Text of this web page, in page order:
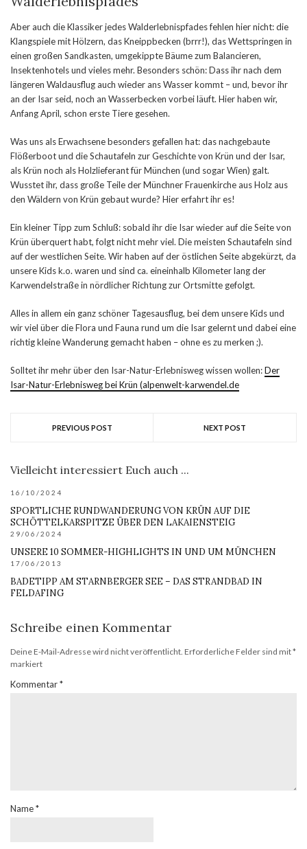
Aber auch die Klassiker jedes Walderlebnispfades fehlen hier nicht: die
Klangspiele mit Hölzern, das Kneippbecken (brrr!), das Wettspringen in
einen großen Sandkasten, umgekippte Bäume zum Balancieren,
Insektenhotels und vieles mehr. Besonders schön: Dass ihr nach dem
längeren Waldausflug auch wieder ans Wasser kommt – und, bevor ihr
an der Isar seid, noch an Wasserbecken vorbei läuft. Hier haben wir,
Anfang April, schon erste Tiere gesehen.
Was uns als Erwachsene besonders gefallen hat: das nachgebaute
Flößerboot und die Schautafeln zur Geschichte von Krün und der Isar,
als Krün noch als Holzlieferant für München (und sogar Wien) galt.
Wusstet ihr, dass große Teile der Münchner Frauenkirche aus Holz aus
den Wäldern von Krün gebaut wurde? Hier erfahrt ihr es!
Ein kleiner Tipp zum Schluß: sobald ihr die Isar wieder auf die Seite von
Krün überquert habt, folgt nicht mehr viel. Die meisten Schautafeln sind
auf der westlichen Seite. Wir haben auf der östlichen Seite abgekürzt, da
unsere Kids k.o. waren und sind ca. eineinhalb Kilometer lang der
Karwendelstraße in nördlicher Richtung zur Ortsmitte gefolgt.
Alles in allem ein ganz schöner Tagesausflug, bei dem unsere Kids und
wir viel über die Flora und Fauna rund um die Isar gelernt und dabei eine
richtig kleine Wanderung gemacht haben – ohne es zu merken ;).
Solltet ihr mehr über den Isar-Natur-Erlebnisweg wissen wollen:Der
Isar-Natur-Erlebnisweg bei Krün (alpenwelt-karwendel.de
PREVIOUS POST NEXT POST
Vielleicht interessiert Euch auch ...
16/10/2024
SPORTLICHE RUNDWANDERUNG VON KRÜN AUF DIE
SCHÖTTELKARSPITZE ÜBER DEN LAKAIENSTEIG
29/06/2024
UNSERE 10 SOMMER-HIGHLIGHTS IN UND UM MÜNCHEN
17/06/2013
BADETIPP AM STARNBERGER SEE – DAS STRANDBAD IN
FELDAFING
Schreibe einen Kommentar
Deine E-Mail-Adresse wird nicht veröffentlicht. Erforderliche Felder sind mit*
markiert
Kommentar*
Name*